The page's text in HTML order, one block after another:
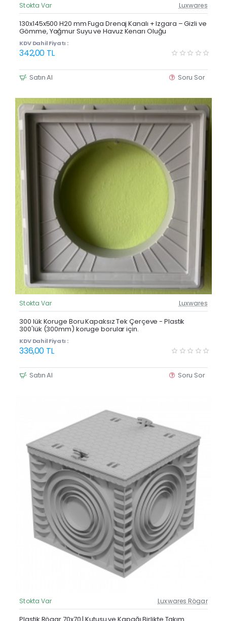
Güncel Fiyat
Yeni Ürün
Stokta Var Luxwares
130x145x500 H20 mm Fuga Drenaj Kanalı + Izgara – Gizli ve
Gömme, Yağmur Suyu ve Havuz Kenarı Oluğu
KDV Dahil Fiyatı :
342,00 TL
Satın Al Soru Sor
Güncel Fiyat
Stokta Var Luxwares
300 lük Koruge Boru Kapaksız Tek Çerçeve - Plastik
300'lük (300mm) koruge borular için.
KDV Dahil Fiyatı :
336,00 TL
Satın Al Soru Sor
Güncel Fiyat
Stokta Var Luxwares Rögar